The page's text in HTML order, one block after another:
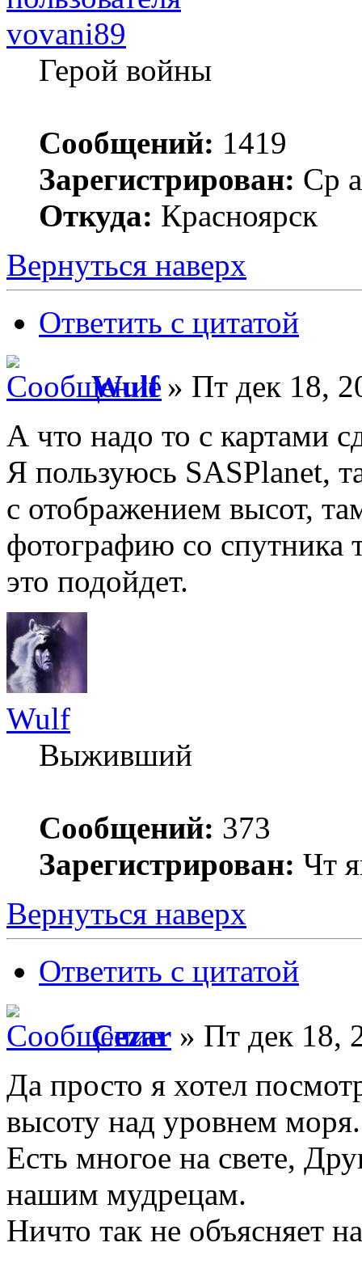
vovani89
Герой войны
Сообщений: 1419
Зарегистрирован: Ср
Откуда: Красноярск
Вернуться наверх
Ответить с цитатой
Wulf» Пт дек 18,
А что надо то с картами
Я пользуюсь SASPlanet,
с отображением высот,
фотографию со спутника
это подойдет.
Wulf
Выживший
Сообщений: 373
Зарегистрирован: Чт
Вернуться наверх
Ответить с цитатой
Cezar » Пт дек 18,
Да просто я хотел
высоту над уровнем
Есть многое на свете,
нашим мудрецам.
Ничто так не объясняет